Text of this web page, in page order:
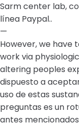
Sarm center lab,
línea Paypal..
—
However, we have
work via
altering peoples
dispuesto a
uso de estas
preguntas es un
antes